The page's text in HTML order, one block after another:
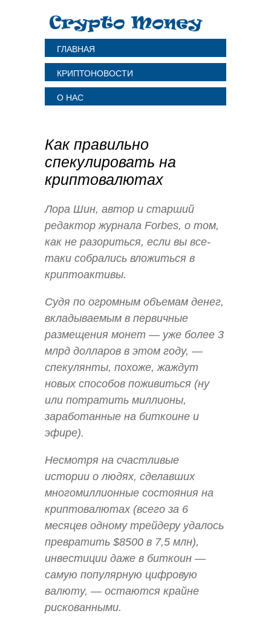
ГЛАВНАЯ
КРИПТОНОВОСТИ
О НАС
Как правильно
спекулировать на
криптовалютах
Лора Шин, автор и старший
редактор журнала Forbes, о том,
как не разориться, если вы все-
таки собрались вложиться в
криптоактивы.
Судя по огромным объемам денег,
вкладываемым в первичные
размещения монет — уже более 3
млрд долларов в этом году, —
спекулянты, похоже, жаждут
новых способов поживиться (ну
или потратить миллионы,
заработанные на биткоине и
эфире).
Несмотря на счастливые
истории о людях, сделавших
многомиллионные состояния на
криптовалютах (всего за 6
месяцев одному трейдеру удалось
превратить $8500 в 7,5 млн),
инвестиции даже в биткоин —
самую популярную цифровую
валюту, — остаются крайне
рискованными.